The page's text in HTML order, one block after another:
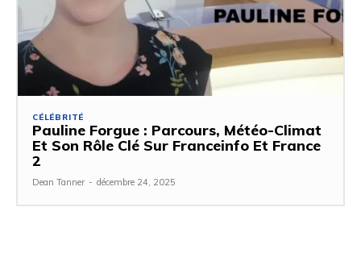
CÉLÉBRITÉ
Pauline Forgue : Parcours, Météo-Climat
Et Son Rôle Clé Sur Franceinfo Et France
2
Dean Tanner - décembre 24, 2025